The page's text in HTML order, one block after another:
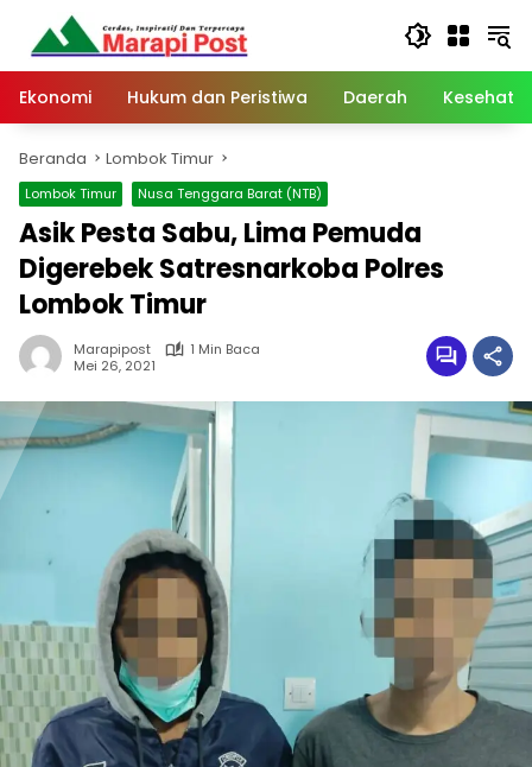
Langsung
konten
Ekonomi
Hukum dan Peristiwa Daerah
Beranda Lombok Timur
Lombok Timur Nusa Tenggara Barat (NTB)
Asik Pesta Sabu, Lima Pemuda
Digerebek Satresnarkoba Polres
Lombok Timur
Marapipost
1 Min Baca
Mei 26, 2021